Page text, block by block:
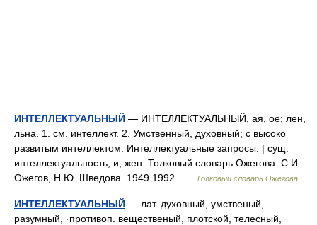
ИНТЕЛЛЕКТУАЛЬНЫЙ — ИНТЕЛЛЕКТУАЛЬНЫЙ, ая, ое; лен,
льна. 1. см. интеллект. 2. Умственный, духовный; с высоко
развитым интеллектом. Интеллектуальные запросы. | сущ.
интеллектуальность, и, жен. Толковый словарь Ожегова. С.И.
Ожегов, Н.Ю. Шведова. 1949 1992 …
Толковый словарь Ожегова
ИНТЕЛЛЕКТУАЛЬНЫЙ — лат. духовный, умственый,
разумный, ·противоп. вещественый, плотской, телесный,